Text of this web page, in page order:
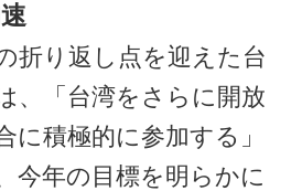
折り返し点を迎えた台
、「台湾をさらに開放
に積極的に参加する」
今年の目標を明らかに